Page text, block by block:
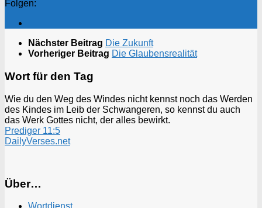
Folgen:
Nächster Beitrag Die Zukunft
Vorheriger Beitrag Die Glaubensrealität
Wort für den Tag
Wie du den Weg des Windes nicht kennst noch das Werden
des Kindes im Leib der Schwangeren, so kennst du auch
das Werk Gottes nicht, der alles bewirkt.
Prediger 11:5
DailyVerses.net
Über…